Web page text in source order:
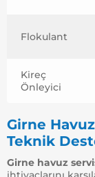
Flokulant
Kireç
Önleyici
Girne
Teknik
Girne havuz